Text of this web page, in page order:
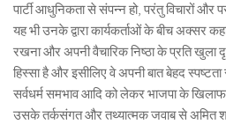
पार्टी आधुनिकता से संपन्न हो, परंतु विचारों और
यह भी उनके द्वारा कार्यकर्ताओं के बीच अक्सर
रखना और अपनी वैचारिक निष्ठा के प्रति खुला
हिस्सा है और इसीलिए वे अपनी बात बेहद
सर्वधर्म समभाव आदि को लेकर भाजपा के खिलाफ
उसके तर्कसंगत और तथ्यात्मक जवाब से अमित